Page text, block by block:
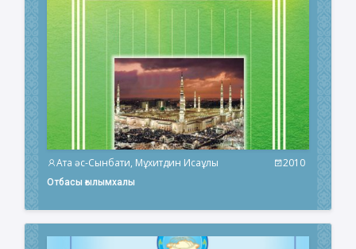
Ата әс-Сынбати, Мұхитдин Исаұлы 2010
Отбасы ғылымхалы